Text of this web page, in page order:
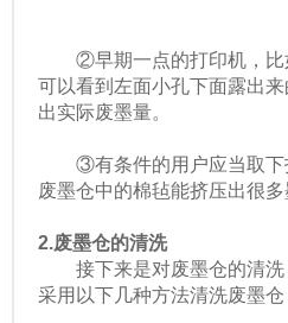
②早期一点的打印机，比
可以看到左面小孔下面露出
出实际废墨量。
③有条件的用户应当取下
废墨仓中的棉毡能挤压出很
2.废墨仓的清洗
接下来是对废墨仓的清洗
采用以下几种方法清洗废墨仓